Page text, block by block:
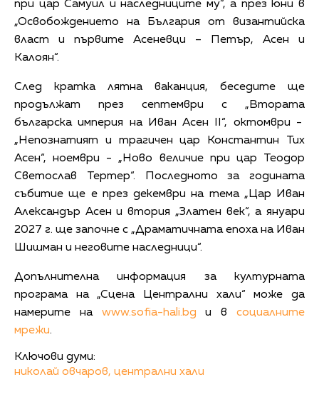
при цар Самуил и наследниците му“, а през юни в
„Освобождението на България от византийска
власт и първите Асеневци – Петър, Асен и
Калоян“.
След кратка лятна ваканция, беседите ще
продължат през септември с „Втората
българска империя на Иван Асен II“, октомври -
„Непознатият и трагичен цар Константин Тих
Асен“, ноември - „Ново величие при цар Теодор
Светослав Тертер“. Последното за годината
събитие ще е през декември на тема „Цар Иван
Александър Асен и втория „Златен век“, а януари
2027 г. ще започне с „Драматичната епоха на Иван
Шишман и неговите наследници“.
Допълнителна информация за културната
програма на „Сцена Централни хали“ може да
намерите на www.sofia-hali.bg и всоциалните
мрежи.
Ключови думи:
николай овчаров, централни хали